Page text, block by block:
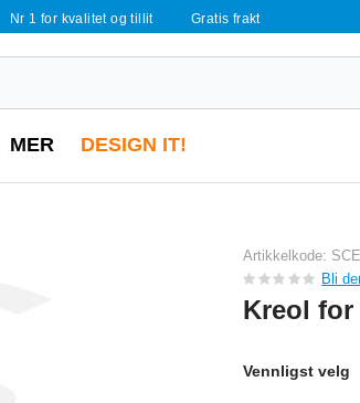
Nr 1 for kvalitet og tillit Gratis frakt
MER DESIGN IT!
Artikkelkode:
Bli
Kreol
Vennligst velg